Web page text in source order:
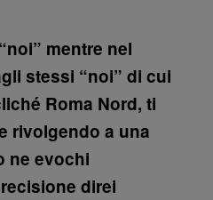
mentre nel
stessi “noi” di cui
Roma Nord, ti
rivolgendo a una
ne evochi
direi